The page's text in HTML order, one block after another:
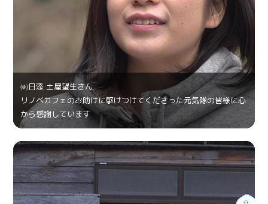
㈱日添 土屋望生さん
リノベカフェのお助けに駆けつけてくださった元気隊の皆様に心
から感謝しています